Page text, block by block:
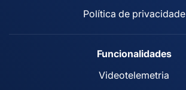
Política de privacidade
Funcionalidades
Videotelemetria